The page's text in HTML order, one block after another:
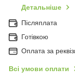
Детальніше
Післяплата
Готівкою
Оплата за
Всі умови оплати